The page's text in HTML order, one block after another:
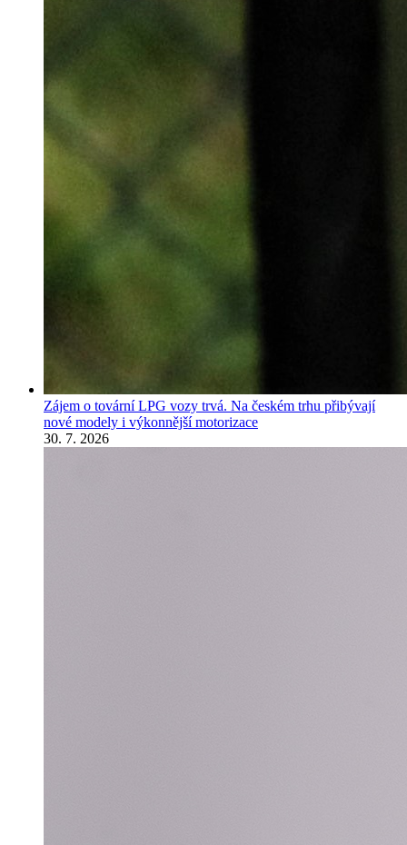
Zájem o tovární LPG vozy trvá. Na českém trhu přibývají
nové modely i výkonnější motorizace
30. 7. 2026